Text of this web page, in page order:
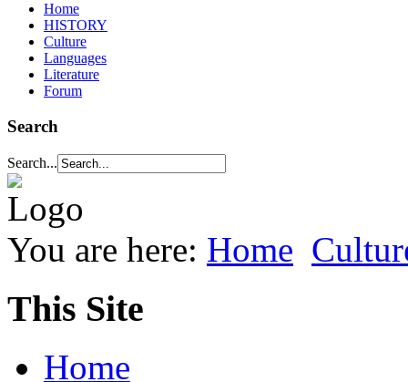
Home
HISTORY
Culture
Languages
Literature
Forum
Search
Search...
You are here: Home
This Site
Home